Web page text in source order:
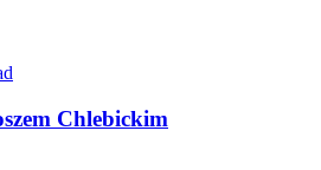
Chlebickim